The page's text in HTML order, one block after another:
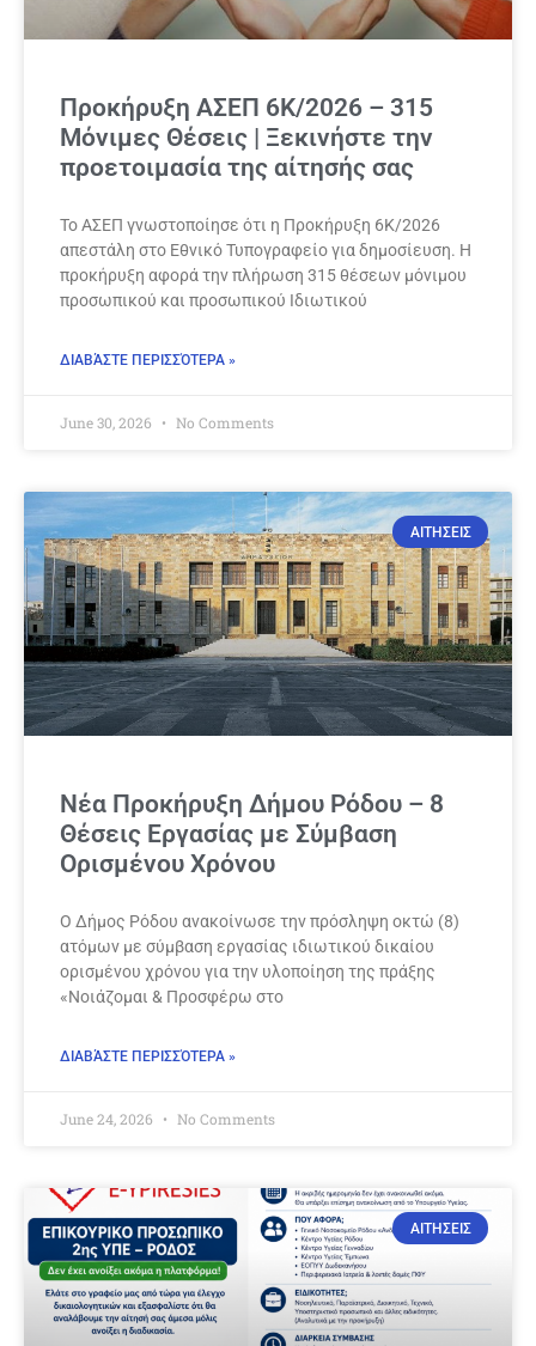
Προκήρυξη ΑΣΕΠ 6Κ/2026 – 315
Μόνιμες Θέσεις | Ξεκινήστε την
προετοιμασία της αίτησής σας
Το ΑΣΕΠ γνωστοποίησε ότι η Προκήρυξη 6Κ/2026
απεστάλη στο Εθνικό Τυπογραφείο για δημοσίευση. Η
προκήρυξη αφορά την πλήρωση 315 θέσεων μόνιμου
προσωπικού και προσωπικού Ιδιωτικού
ΔΙΑΒΆΣΤΕ ΠΕΡΙΣΣΌΤΕΡΑ »
June 30, 2026 No Comments
ΑΙΤΗΣΕΙΣ
Νέα Προκήρυξη Δήμου Ρόδου – 8
Θέσεις Εργασίας με Σύμβαση
Ορισμένου Χρόνου
Ο Δήμος Ρόδου ανακοίνωσε την πρόσληψη οκτώ (8)
ατόμων με σύμβαση εργασίας ιδιωτικού δικαίου
ορισμένου χρόνου για την υλοποίηση της πράξης
«Νοιάζομαι & Προσφέρω στο
ΔΙΑΒΆΣΤΕ ΠΕΡΙΣΣΌΤΕΡΑ »
June 24, 2026 No Comments
ΑΙΤΗΣΕΙΣ